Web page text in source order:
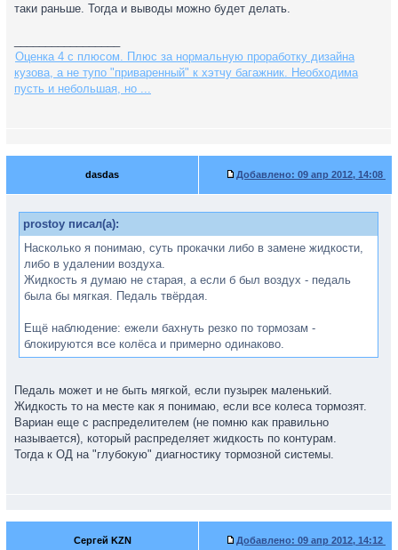
таки раньше. Тогда и выводы можно будет делать.
Оценка 4 с плюсом. Плюс за нормальную проработку дизайна
кузова, а не тупо "приваренный" к хэтчу багажник. Необходима
пусть и небольшая, но ...
dasdas Добавлено: 09 апр 2012, 14:08
prostoy писал(а):
Насколько я понимаю, суть прокачки либо в замене жидкости,
либо в удалении воздуха.
Жидкость я думаю не старая, а если б был воздух - педаль
была бы мягкая. Педаль твёрдая.
Ещё наблюдение: ежели бахнуть резко по тормозам -
блокируются все колёса и примерно одинаково.
Педаль может и не быть мягкой, если пузырек маленький.
Жидкость то на месте как я понимаю, если все колеса тормозят.
Вариан еще с распределителем (не помню как правильно
называется), который распределяет жидкость по контурам.
Тогда к ОД на "глубокую" диагностику тормозной системы.
Сергей KZN Добавлено: 09 апр 2012, 14:12